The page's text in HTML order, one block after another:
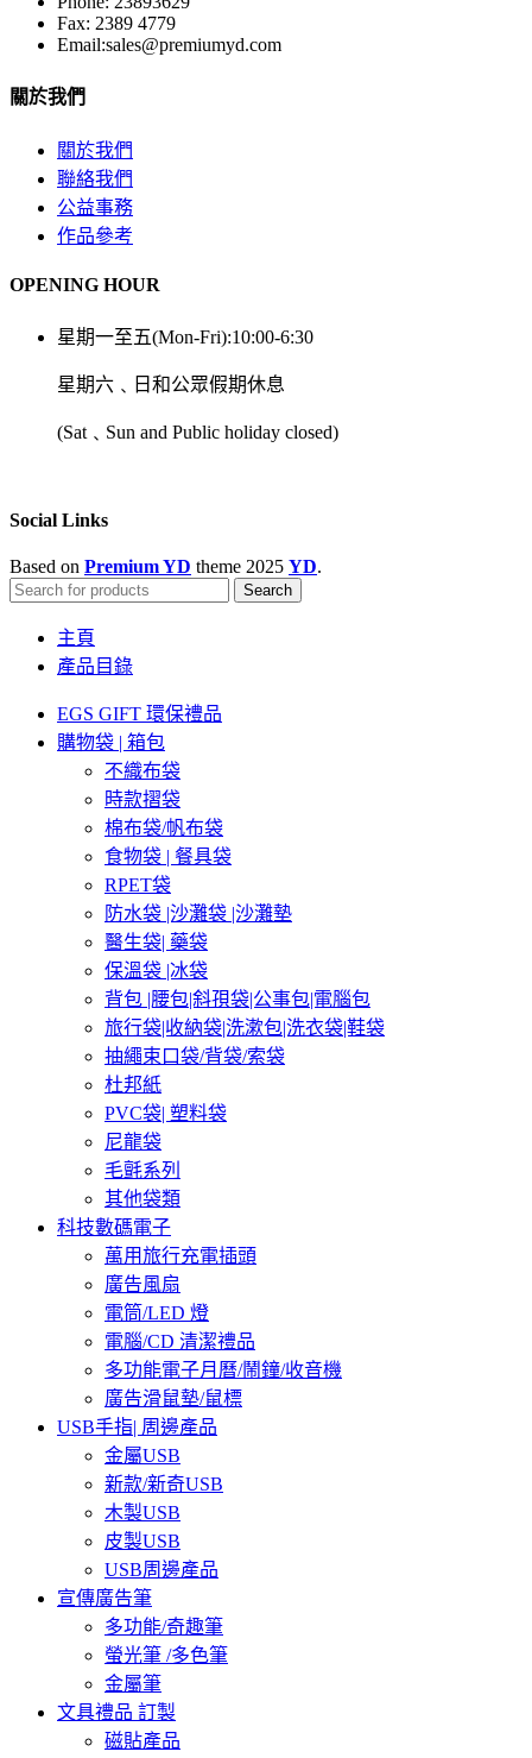
Fax: 2389 4779
Email:sales@premiumyd.com
關於我們
關於我們
聯絡我們
公益事務
作品參考
OPENING HOUR
星期一至五(Mon-Fri):10:00-6:30
星期六﹑日和公眾假期休息
(Sat﹑Sun and Public holiday closed)
Social Links
Based on Premium YD theme 2025 YD.
Search
主頁
產品目錄
EGS GIFT 環保禮品
購物袋 | 箱包
不織布袋
時款摺袋
棉布袋/帆布袋
食物袋 | 餐具袋
RPET袋
防水袋 |沙灘袋 |沙灘墊
醫生袋| 藥袋
保溫袋 |冰袋
背包 |腰包|斜孭袋|公事包|電腦包
旅行袋|收納袋|洗漱包|洗衣袋|鞋袋
抽繩束口袋/背袋/索袋
杜邦紙
PVC袋| 塑料袋
尼龍袋
毛氈系列
其他袋類
科技數碼電子
萬用旅行充電插頭
廣告風扇
電筒/LED 燈
電腦/CD 清潔禮品
多功能電子月曆/鬧鐘/收音機
廣告滑鼠墊/鼠標
USB手指| 周邊產品
金屬USB
新款/新奇USB
木製USB
皮製USB
USB周邊產品
宣傳廣告筆
多功能/奇趣筆
螢光筆 /多色筆
金屬筆
文具禮品 訂製
磁貼產品